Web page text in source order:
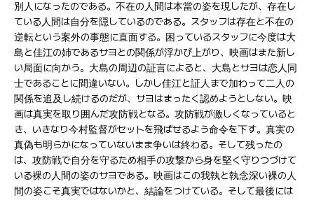
別人になったのである。不在の人間は本當の姿を現したが、存在し
ている人間は自分を隠しているのである。スタッフは存在と不在の
逆転という案外の事態に直面する。困っているスタッフに今度は大
島と佳江の姉であるサヨとの関係が浮かび上がり、映画はまた新し
い局面に向かう。大島の周辺の証言によると、大島とサヨは恋人同
士であることに間違いない。しかし佳江と証人まで加わって二人の
関係を追及し続けるのだが、サヨはまったく認めようとしない。映
画は真実を取り囲んだ攻防戦となる。攻防戦が激しくなっていると
き、いきなり今村監督がセットを飛ばせるよう命令を下す。真実の
真偽も明らかになっていないまま争いは終わる。そして残ったの
は、攻防戦で自分を守るため相手の攻撃から身を堅く守りつづけて
いる裸の人間の姿のサヨである。映画はこの我執と執念深い裸の人
間の姿こそ真実ではないかと、結論をつけている。そして最後には